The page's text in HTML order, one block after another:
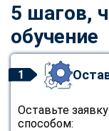
5 шагов,
обучение
1
Оставьте
способом:
ChatApp
online